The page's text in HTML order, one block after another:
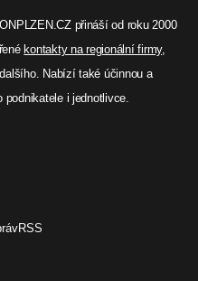
přináší od roku 2000
kontakty na regionální firmy,
Nabízí také účinnou a
podnikatele i jednotlivce.
RSS